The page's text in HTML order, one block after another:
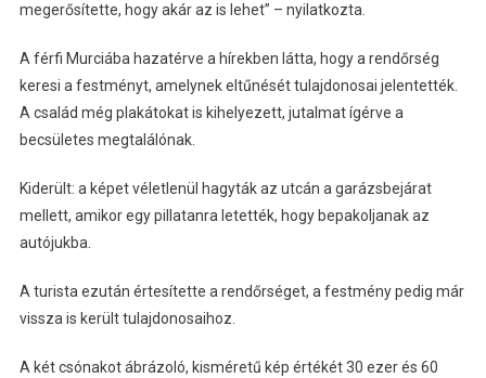
megerősítette, hogy akár az is lehet” – nyilatkozta.
A férfi Murciába hazatérve a hírekben látta, hogy a rendőrség
keresi a festményt, amelynek eltűnését tulajdonosai jelentették.
A család még plakátokat is kihelyezett, jutalmat ígérve a
becsületes megtalálónak.
Kiderült: a képet véletlenül hagyták az utcán a garázsbejárat
mellett, amikor egy pillatanra letették, hogy bepakoljanak az
autójukba.
A turista ezután értesítette a rendőrséget, a festmény pedig már
vissza is került tulajdonosaihoz.
A két csónakot ábrázoló, kisméretű kép értékét 30 ezer és 60